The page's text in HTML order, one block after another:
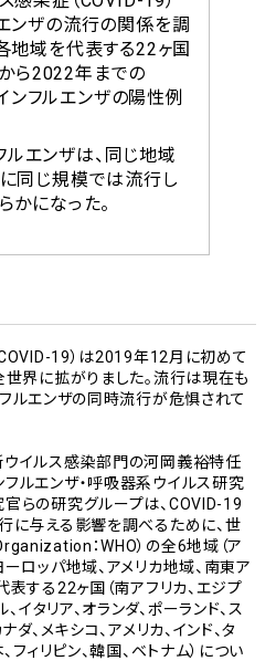
ンザの流行の関係を調
地域を代表する22ヶ国
ら2022年までの
フルエンザの陽性例
エンザは、同じ地域
同じ規模では流行し
かになった。
19）は2019年12月に初めて
世界に拡がりました。流行は現在も
ルエンザの同時流行が危惧されて
イルス感染部門の河岡義裕特任
ルエンザ・呼吸器系ウイルス研究
らの研究グループは、COVID-19
に与える影響を調べるために、世
：WHO）の全6地域（ア
ロッパ地域、アメリカ地域、南東ア
する22ヶ国（南アフリカ、エジプ
、イタリア、オランダ、ポーランド、ス
ダ、メキシコ、アメリカ、インド、タ
フィリピン、韓国、ベトナム）につい